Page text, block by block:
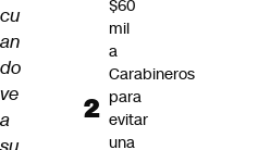
cu
an
do
ve
a
$60
mil
a
Carabineros
para
evitar
una